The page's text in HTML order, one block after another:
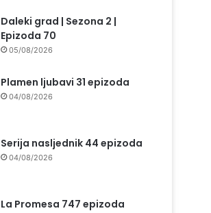
Daleki grad | Sezona 2 |
Epizoda 70
05/08/2026
Plamen ljubavi 31 epizoda
04/08/2026
Serija nasljednik 44 epizoda
04/08/2026
La Promesa 747 epizoda